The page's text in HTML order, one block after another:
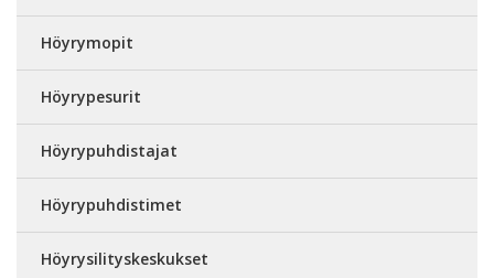
Höyrymopit
Höyrypesurit
Höyrypuhdistajat
Höyrypuhdistimet
Höyrysilityskeskukset